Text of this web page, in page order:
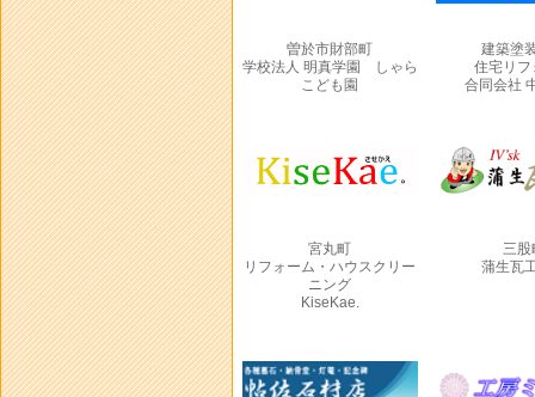
曽於市財部町
学校法人 明真学園 しゃら
こども園
建築塗
住宅リフ
合同会社
宮丸町
リフォーム・ハウスクリー
ニング
KiseKae.
三股
蒲生瓦